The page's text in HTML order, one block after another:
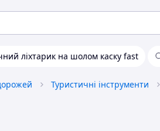
ліхтарик на шолом каску fast
Туристичні інструменти